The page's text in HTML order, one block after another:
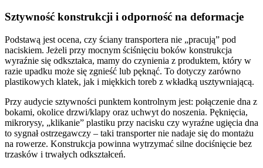
Sztywność konstrukcji i odporność na deformacje
Podstawą jest ocena, czy ściany transportera nie „pracują” pod
naciskiem. Jeżeli przy mocnym ściśnięciu boków konstrukcja
wyraźnie się odkształca, mamy do czynienia z produktem, który w
razie upadku może się zgnieść lub pęknąć. To dotyczy zarówno
plastikowych klatek, jak i miękkich toreb z wkładką usztywniającą.
Przy audycie sztywności punktem kontrolnym jest: połączenie dna z
bokami, okolice drzwi/klapy oraz uchwyt do noszenia. Pęknięcia,
mikrorysy, „klikanie” plastiku przy nacisku czy wyraźne ugięcia dna
to sygnał ostrzegawczy – taki transporter nie nadaje się do montażu
na rowerze. Konstrukcja powinna wytrzymać silne dociśnięcie bez
trzasków i trwałych odkształceń.